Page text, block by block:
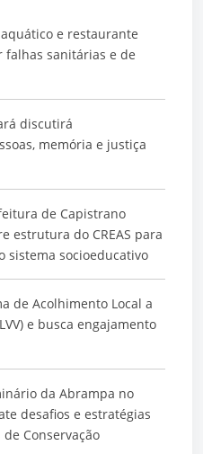
e restaurante
sanitárias e de
discutirá
memória e justiça
de Capistrano
estrutura do CREAS para
sistema socioeducativo
de Acolhimento Local a
e busca engajamento
da Abrampa no
desafios e estratégias
Conservação